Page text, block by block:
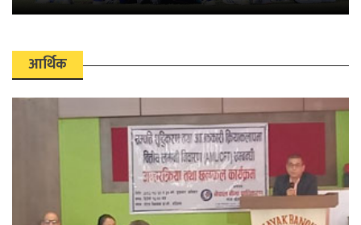
आर्थिक